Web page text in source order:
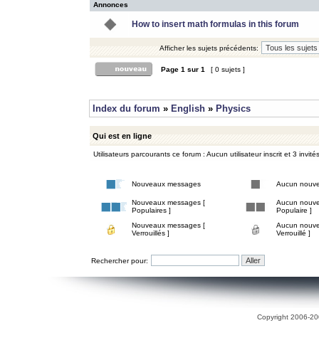
Annonces
How to insert math formulas in this forum
Afficher les sujets précédents:
Page 1 sur 1 [ 0 sujets ]
Index du forum » English » Physics
Qui est en ligne
Utilisateurs parcourants ce forum : Aucun utilisateur inscrit et 3 invités
Nouveaux messages Aucun
Nouveaux messages [
Populaires ]
Aucun
Populaire ]
Nouveaux messages [
Verrouillés ]
Aucun
Verrouillé ]
Rechercher pour:
Copyright 2006-